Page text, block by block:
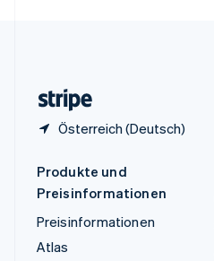
Österreich (Deutsch)
Produkte und
Preisinformationen
Preisinformationen
Atlas